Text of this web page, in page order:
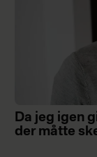
Da jeg igen
der måtte